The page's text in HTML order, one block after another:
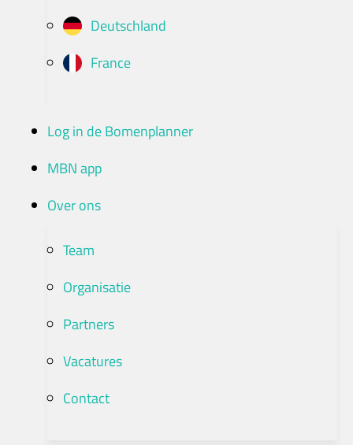
Deutschland
France
Log in de Bomenplanner
MBN app
Over ons
Team
Organisatie
Partners
Vacatures
Contact